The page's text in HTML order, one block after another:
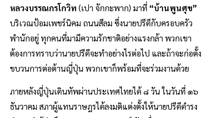
หลวงบรรณกรโกวิท (เปา จักกะพาก) มาที่ “บ้านพูนศุข”
บริเวณป้อมเพชร์นิคม ถนนสีลม ซึ่งนายปรีดีกับครอบครัว
พำนักอยู่ ทุกคนที่มามีความรักชาติอย่างแรงกล้า พวกเขา
ต้องการทราบว่านายปรีดีจะทำอย่างไรต่อไป และถ้าจะก่อตั้ง
ขบวนการต่อต้านญี่ปุ่น พวกเขาก็พร้อมที่จะร่วมงานด้วย
ภายหลังญี่ปุ่นเดินทัพผ่านประเทศไทยได้ ๘ วัน ในวันที่ ๑๖
ธันวาคม สภาผู้แทนราษฎรได้ลงมติแต่งตั้งให้นายปรีดีดำรง